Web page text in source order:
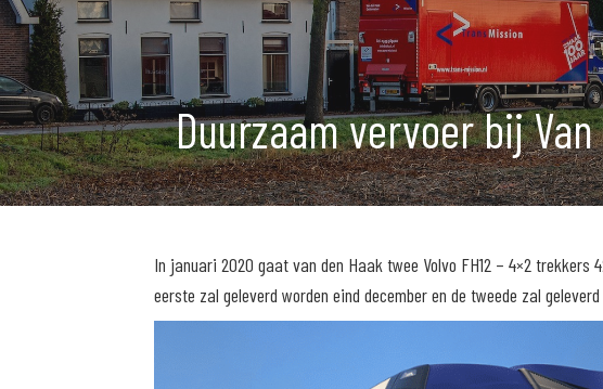
Duurzaam vervoer bij
In januari 2020 gaat van den Haak twee Volvo FH12 – 4×2 trekkers
eerste zal geleverd worden eind december en de tweede zal